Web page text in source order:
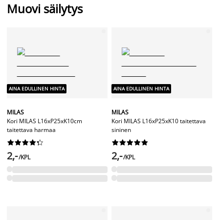
Muovi säilytys
AINA EDULLINEN HINTA
MILAS
Kori MILAS L16xP25xK10cm
taitettava harmaa






2,-/KPL
AINA EDULLINEN HINTA
MILAS
Kori MILAS L16xP25xK10 taitettava
sininen






2,-/KPL